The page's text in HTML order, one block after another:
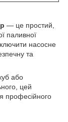
— це простий,
паливної
насосне
та
або
цей
професійного